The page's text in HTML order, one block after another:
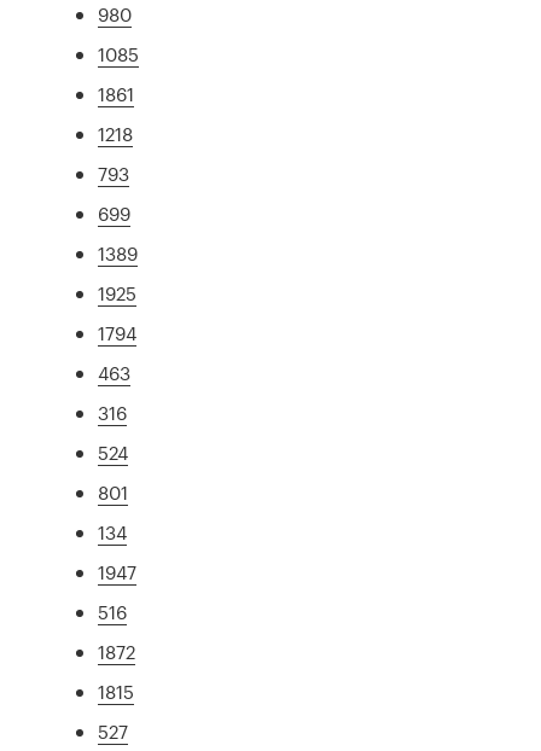
980
1085
1861
1218
793
699
1389
1925
1794
463
316
524
801
134
1947
516
1872
1815
527